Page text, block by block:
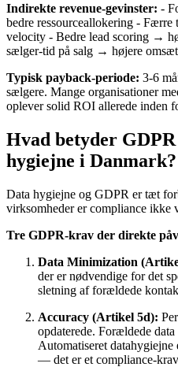
Indirekte revenue-gevinster: -
bedre ressourceallokering -
velocity - Bedre lead scoring →
sælger-tid på salg → højere
Typisk payback-periode: 3-6
sælgere. Mange organisationer
oplever solid ROI allerede inden
Hvad betyder
hygiejne i Danmark?
Data hygiejne og GDPR er tæt
virksomheder er compliance ikke
Tre GDPR-krav der direkte
Data Minimization
der er nødvendige for det
sletning af forældede
Accuracy (Artikel 5d):
opdaterede. Forældede
Automatiseret
— det er et compliance-